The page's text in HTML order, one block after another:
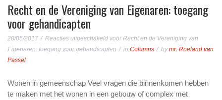
Recht en de Vereniging van Eigenaren: toegang
voor gehandicapten
20/05/2017 Reacties uitgeschakeld voor Recht en de Vereniging van
Eigenaren: toegang voor gehandicapten
in Columns bymr. Roeland van
Passel
Wonen in gemeenschap Veel vragen die binnenkomen hebben
te maken met het wonen in een gebouw of complex met